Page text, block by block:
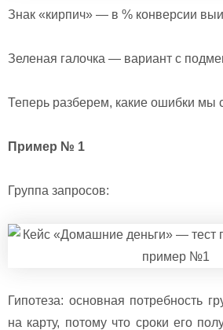
Знак «кирпич» — в % конверсии
Зеленая галочка — вариант с
Теперь разберем, какие ошибки мы
Пример № 1
Группа запросов:
Гипотеза: основная потребность
на карту, потому что сроки его